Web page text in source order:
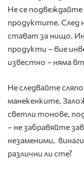
Не се
продуктите. След
стават за нищо.
продукти – вие
известно – няма
Не следвайте
манекенките.
светли тонове,
– не забравяйте
незаменими,
различни ли сте?